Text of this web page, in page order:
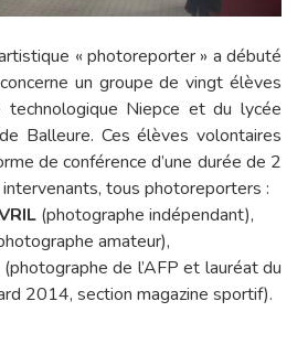
« photoreporter » a débuté
un groupe de vingt élèves
technologique Niepce et du lycée
Balleure. Ces élèves volontaires
de conférence d’une durée de 2
intervenants, tous photoreporters :
(photographe indépendant),
amateur),
(photographe de l’AFP et lauréat du
2014, section magazine sportif).